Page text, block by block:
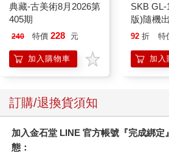
典藏-古美術8月2026第
405期
240 特價 228 元
加入購物車
SKB
版)隨機
92 折 特
加入
訂購/退換貨須知
加入金石堂 LINE 官方帳號『完成綁定
態：